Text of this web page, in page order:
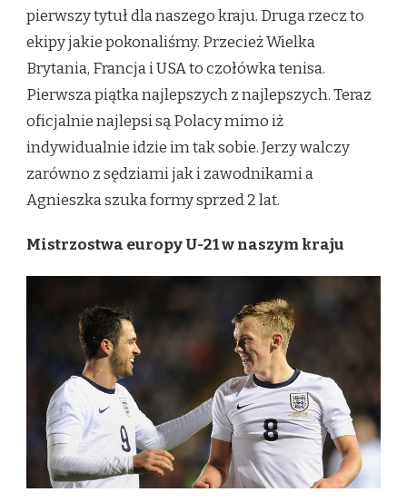
pierwszy tytuł dla naszego kraju. Druga rzecz to
ekipy jakie pokonaliśmy. Przecież Wielka
Brytania, Francja i USA to czołówka tenisa.
Pierwsza piątka najlepszych z najlepszych. Teraz
oficjalnie najlepsi są Polacy mimo iż
indywidualnie idzie im tak sobie. Jerzy walczy
zarówno z sędziami jak i zawodnikami a
Agnieszka szuka formy sprzed 2 lat.
Mistrzostwa europy U-21 w naszym kraju